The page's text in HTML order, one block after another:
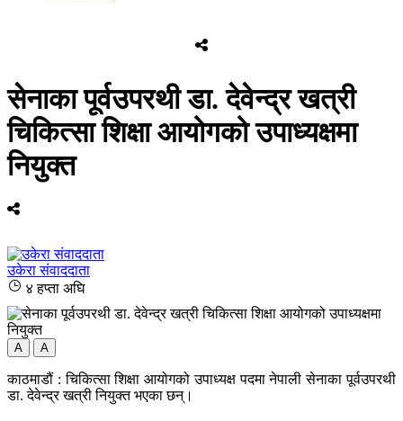
सेनाका पूर्वउपरथी डा. देवेन्द्र खत्री
चिकित्सा शिक्षा आयोगको उपाध्यक्षमा
नियुक्त
उकेरा संवाददाता
४ हप्ता अघि
A A
काठमाडौं : चिकित्सा शिक्षा आयोगको उपाध्यक्ष पदमा नेपाली सेनाका पूर्वउपरथी
डा. देवेन्द्र खत्री नियुक्त भएका छन्।